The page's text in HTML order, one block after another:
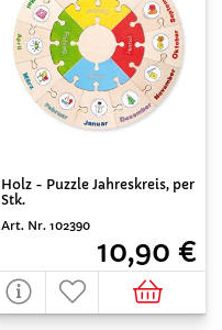
Holz - Puzzle Jahreskreis, per
Stk.
Art. Nr. 102390
10,90 €